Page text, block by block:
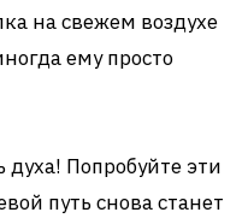
на свежем воздухе
ему просто
духа! Попробуйте эти
путь снова станет